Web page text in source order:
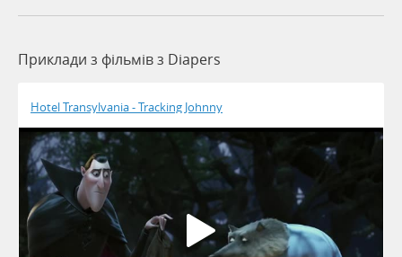
Приклади з фільмів з Diapers
Hotel Transylvania - Tracking Johnny